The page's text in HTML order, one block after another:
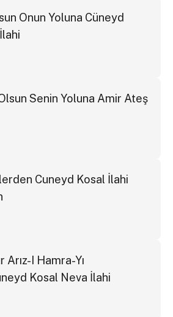
Onun Yoluna Cüneyd
Senin Yoluna Amir Ateş
Cuneyd Kosal İlahi
I Hamra-Yı
Kosal Neva İlahi